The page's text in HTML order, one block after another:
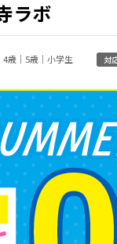
ラボ
4歳｜5歳｜小学生